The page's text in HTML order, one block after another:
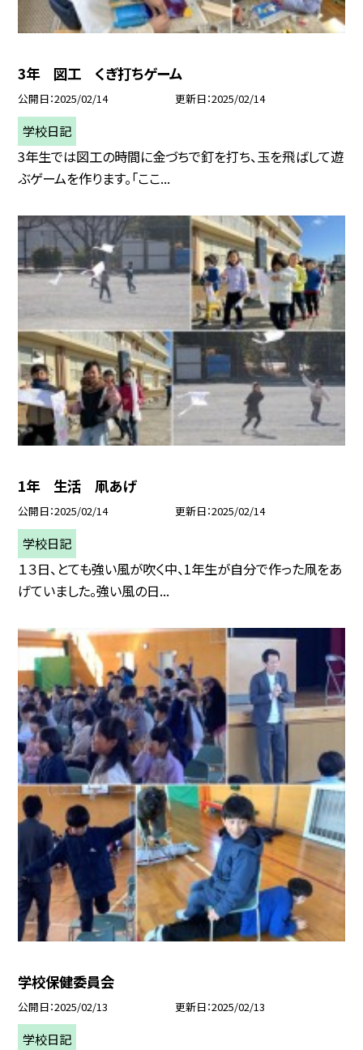
3年 図工 くぎ打ちゲーム
公開日 2025/02/14 更新日 2025/02/14
学校日記
3年生では図工の時間に金づちで釘を打ち、玉を飛ばして遊
ぶゲームを作ります。「ここ...
1年 生活 凧あげ
公開日 2025/02/14 更新日 2025/02/14
学校日記
１３日、とても強い風が吹く中、1年生が自分で作った凧をあ
げていました。強い風の日...
学校保健委員会
公開日 2025/02/13 更新日 2025/02/13
学校日記